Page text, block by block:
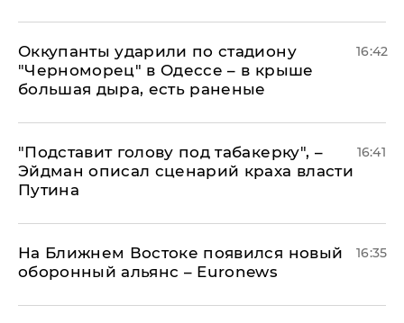
Оккупанты ударили по стадиону
"Черноморец" в Одессе – в крыше
большая дыра, есть раненые
16:42
​"Подставит голову под табакерку", –
Эйдман описал сценарий краха власти
Путина
16:41
На Ближнем Востоке появился новый
оборонный альянс – Euronews
16:35